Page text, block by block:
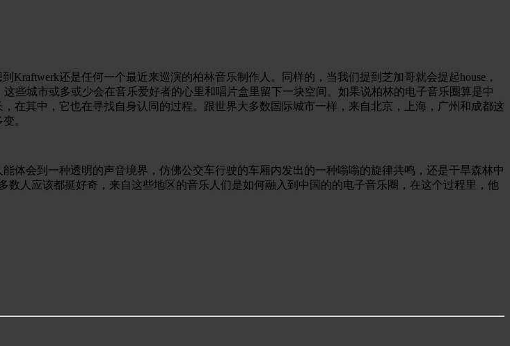
还是任何一个最近来巡演的柏林音乐制作人。同样的，当我们提到芝加哥就会提起house，
些城市或多或少会在音乐爱好者的心里和唱片盒里留下一块空间。如果说柏林的电子音乐圈算是中
在其中，它也在寻找自身认同的过程。跟世界大多数国际城市一样，来自北京，上海，广州和成都这
。
体会到一种透明的声音境界，仿佛公交车行驶的车厢内发出的一种嗡嗡的旋律共鸣，还是干旱森林中
人应该都挺好奇，来自这些地区的音乐人们是如何融入到中国的的电子音乐圈，在这个过程里，他